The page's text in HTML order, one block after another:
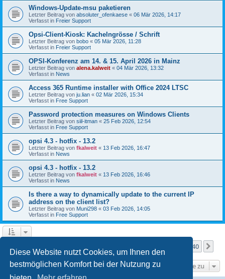
Diese Website nutzt Cookies, um Ihnen den
bestmöglichen Komfort bei der Nutzung zu
Windows-Update-msu paketieren
Letzter Beitrag von absoluter_ofenkaese « 06 Mär 2026, 14:17
Verfasst in Freier Support
Opsi-Client-Kiosk: Kachelngrösse / Schrift
Letzter Beitrag von bobo « 05 Mär 2026, 11:28
Verfasst in Freier Support
OPSI-Konferenz am 14. & 15. April 2026 in Mainz
Letzter Beitrag von alena.kalweit « 04 Mär 2026, 13:32
Verfasst in News
Access 365 Runtime installer with Office 2024 LTSC
Letzter Beitrag von ju.lian « 02 Mär 2026, 15:34
Verfasst in Free Support
Password protection measures on Windows Clients
Letzter Beitrag von siil-itman « 25 Feb 2026, 12:54
Verfasst in Free Support
opsi 4.3 - hotfix - 13.2
Letzter Beitrag von fkalweit « 13 Feb 2026, 16:47
Verfasst in News
opsi 4.3 - hotfix - 13.2
Letzter Beitrag von fkalweit « 13 Feb 2026, 16:46
Verfasst in News
Is there a way to dynamically update to the current IP
address on the client list?
Letzter Beitrag von Muni298 « 03 Feb 2026, 14:05
Verfasst in Free Support
40
Gehe zu